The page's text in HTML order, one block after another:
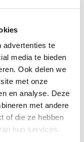
advertenties te
media te bieden
Ook delen we
met onze
en analyse. Deze
met andere
of die ze hebben
hun services.
twee lussen:
een korte en snelle
langs rustige
langere en meer
afwisselende
onverharde paden,